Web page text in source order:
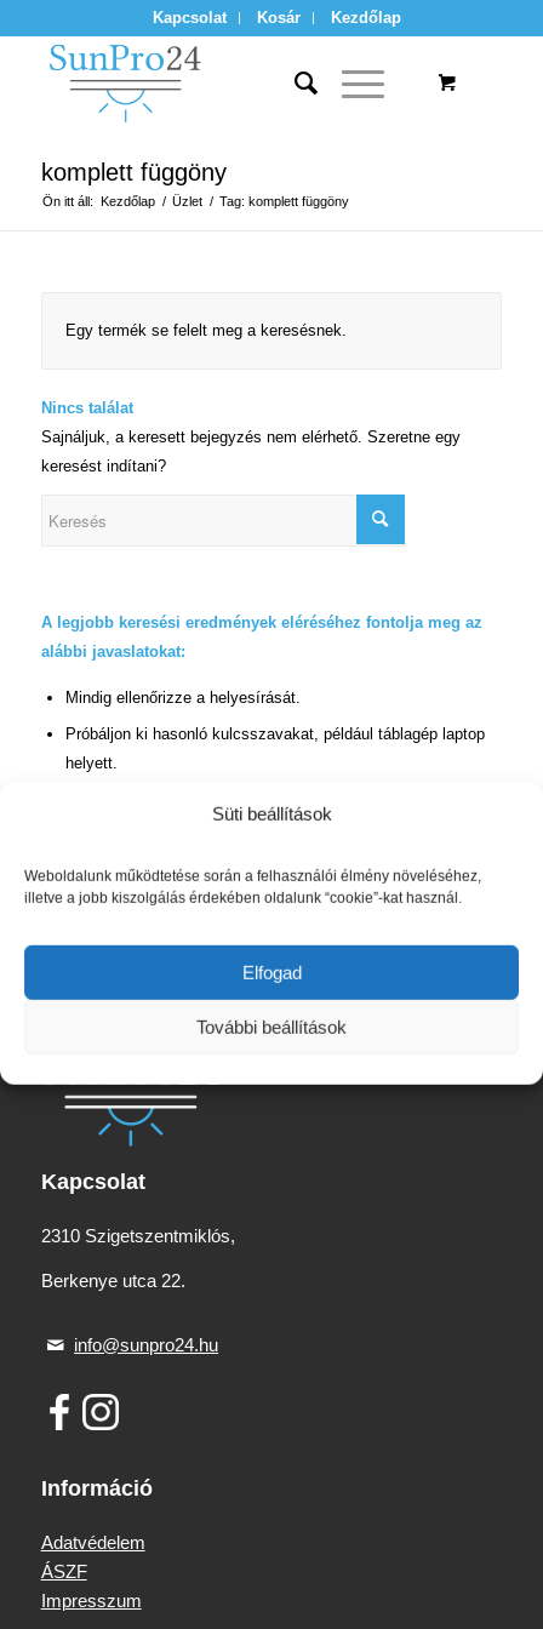
Süti beállítások
Weboldalunk működtetése során a felhasználói élmény növeléséhez,
illetve a jobb kiszolgálás érdekében oldalunk “cookie”-kat használ.
Elfogad
További beállítások
Kapcsolat Kosár Kezdőlap
komplett függöny
Ön itt áll: Kezdőlap / Üzlet / Tag: komplett függöny
Egy termék se felelt meg a keresésnek.
Nincs találat
Sajnáljuk, a keresett bejegyzés nem elérhető. Szeretne egy
keresést indítani?
A legjobb keresési eredmények eléréséhez fontolja meg az
alábbi javaslatokat:
Mindig ellenőrizze a helyesírását.
Próbáljon ki hasonló kulcsszavakat, például táblagép laptop
helyett.
Kapcsolat
2310 Szigetszentmiklós,
Berkenye utca 22.
info@sunpro24.hu
Információ
Adatvédelem
ÁSZF
Impresszum